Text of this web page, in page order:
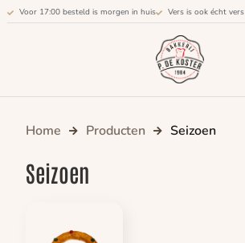
Voor 17:00 besteld is morgen in huis Vers is ook écht vers
Home Producten Seizoen
Seizoen